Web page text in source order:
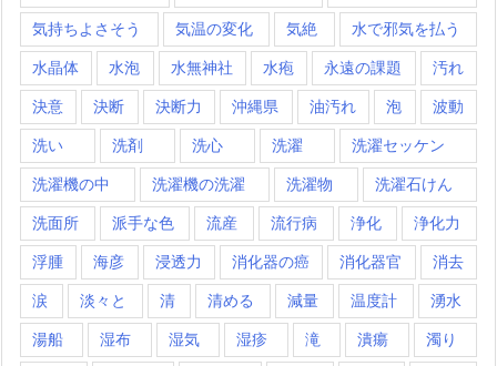
気持ちよさそう 気温の変化 気絶 水で邪気を払う
水晶体 水泡 水無神社 水疱 永遠の課題 汚れ
決意 決断 決断力 沖縄県 油汚れ 泡 波動
洗い 洗剤 洗心 洗濯 洗濯セッケン
洗濯機の中 洗濯機の洗濯 洗濯物 洗濯石けん
洗面所 派手な色 流産 流行病 浄化 浄化力
浮腫 海彦 浸透力 消化器の癌 消化器官 消去
涙 淡々と 清 清める 減量 温度計 湧水
湯船 湿布 湿気 湿疹 滝 潰瘍 濁り